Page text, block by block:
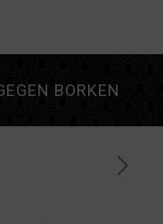
BORKEN